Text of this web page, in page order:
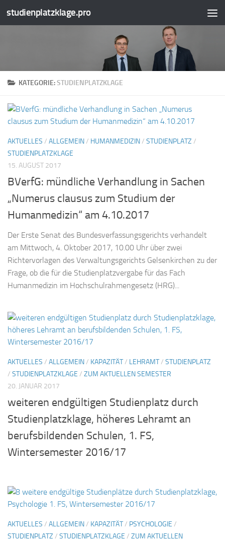
Zum Inhalt springen
studienplatzklage.pro
KATEGORIE:STUDIENPLATZKLAGE
AKTUELLES / ALLGEMEIN/ HUMANMEDIZIN/ STUDIENPLATZ /
STUDIENPLATZKLAGE
15. AUGUST 2017
BVerfG: mündliche Verhandlung in Sachen
„Numerus clausus zum Studium der
Humanmedizin“ am 4.10.2017
Der Erste Senat des Bundesverfassungsgerichts verhandelt
am Mittwoch, 4. Oktober 2017, 10.00 Uhr über zwei
Richtervorlagen des Verwaltungsgerichts Gelsenkirchen zu der
Frage, ob die für die Studienplatzvergabe für das Fach
Humanmedizin im Hochschulrahmengesetz (HRG)...
AKTUELLES / ALLGEMEIN/ KAPAZITÄT/ LEHRAMT/ STUDIENPLATZ
/ STUDIENPLATZKLAGE / ZUM AKTUELLEN SEMESTER
20. JANUAR 2017
weiteren endgültigen Studienplatz durch
Studienplatzklage, höheres Lehramt an
berufsbildenden Schulen, 1. FS,
Wintersemester 2016/17
AKTUELLES / ALLGEMEIN/ KAPAZITÄT/ PSYCHOLOGIE /
STUDIENPLATZ / STUDIENPLATZKLAGE / ZUM AKTUELLEN